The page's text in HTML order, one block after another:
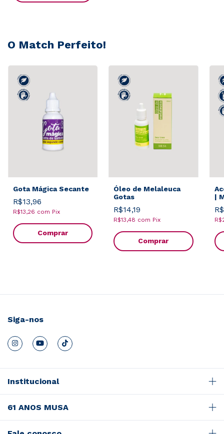
O Match Perfeito!
Gota Mágica Secante
R$13,96
R$13,26 com Pix
Comprar
Óleo de Melaleuca
Gotas
R$14,19
R$13,48 com Pix
Comprar
|
Siga-nos
Institucional
61 ANOS MUSA